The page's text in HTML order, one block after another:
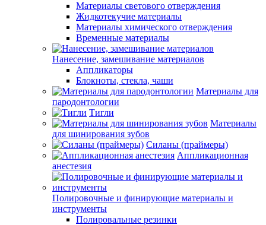
Материалы светового отверждения
Жидкотекучие материалы
Материалы химического отверждения
Временные материалы
Нанесение, замешивание материалов
Аппликаторы
Блокноты, стекла, чаши
Материалы для
пародонтологии
Тигли
Материалы
для шинирования зубов
Силаны (праймеры)
Аппликационная
анестезия
Полировочные и финирующие материалы и
инструменты
Полировальные резинки